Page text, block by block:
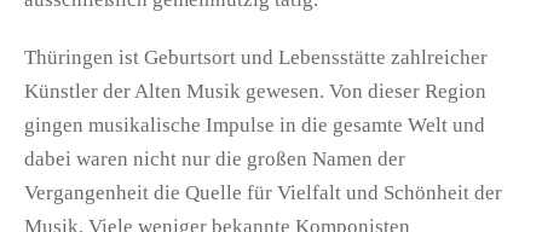
Thüringen ist Geburtsort und Lebensstätte zahlreicher
Künstler der Alten Musik gewesen. Von dieser Region
gingen musikalische Impulse in die gesamte Welt und
dabei waren nicht nur die großen Namen der
Vergangenheit die Quelle für Vielfalt und Schönheit der
Musik. Viele weniger bekannte Komponisten